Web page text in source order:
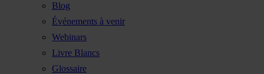
Blog
Événements à venir
Webinars
Livre Blancs
Glossaire